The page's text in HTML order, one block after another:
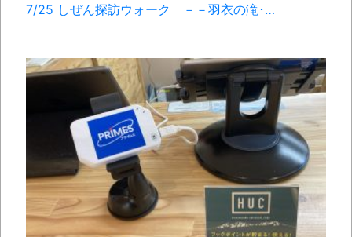
7/25 しぜん探訪ウォーク －－羽衣の滝･…